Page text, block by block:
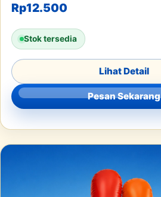
Rp12.500
Stok tersedia
Lihat Detail
Pesan Sekarang